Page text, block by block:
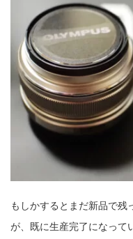
もしかするとまだ新品で残
が、既に生産完了になって